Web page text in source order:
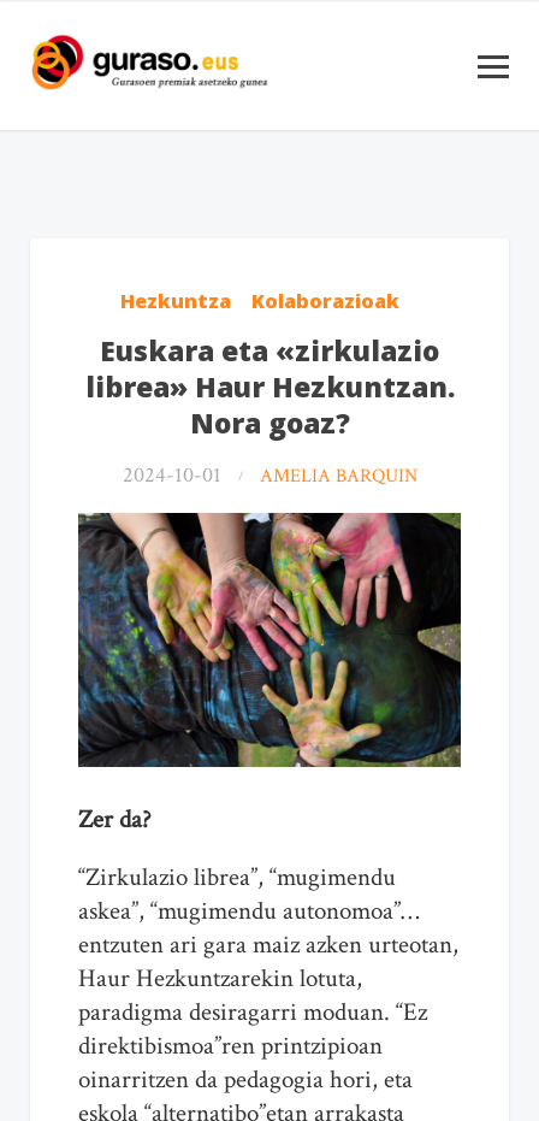
Hezkuntza Kolaborazioak
Euskara eta «zirkulazio
librea» Haur Hezkuntzan.
Nora goaz?
2024-10-01 AMELIA BARQUIN
Zer da?
“Zirkulazio librea”, “mugimendu
askea”, “mugimendu autonomoa”…
entzuten ari gara maiz azken urteotan,
Haur Hezkuntzarekin lotuta,
paradigma desiragarri moduan. “Ez
direktibismoa”ren printzipioan
oinarritzen da pedagogia hori, eta
eskola “alternatibo”etan arrakasta